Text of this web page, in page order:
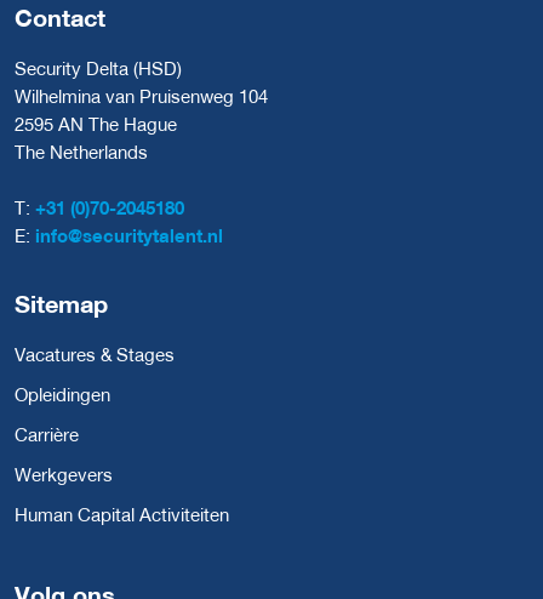
Contact
Security Delta (HSD)
Wilhelmina van Pruisenweg 104
2595 AN The Hague
The Netherlands
T: +31 (0)70-2045180
E: info@securitytalent.nl
Sitemap
Vacatures & Stages
Opleidingen
Carrière
Werkgevers
Human Capital Activiteiten